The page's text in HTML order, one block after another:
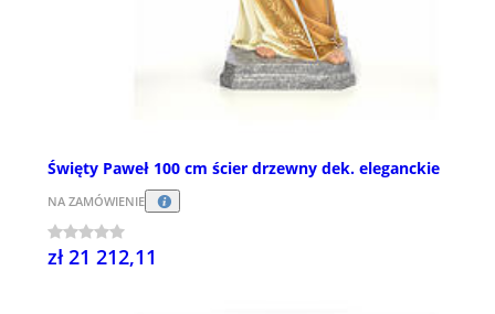
Święty Paweł 100 cm ścier drzewny dek. eleganckie
NA ZAMÓWIENIE
zł 21 212,11